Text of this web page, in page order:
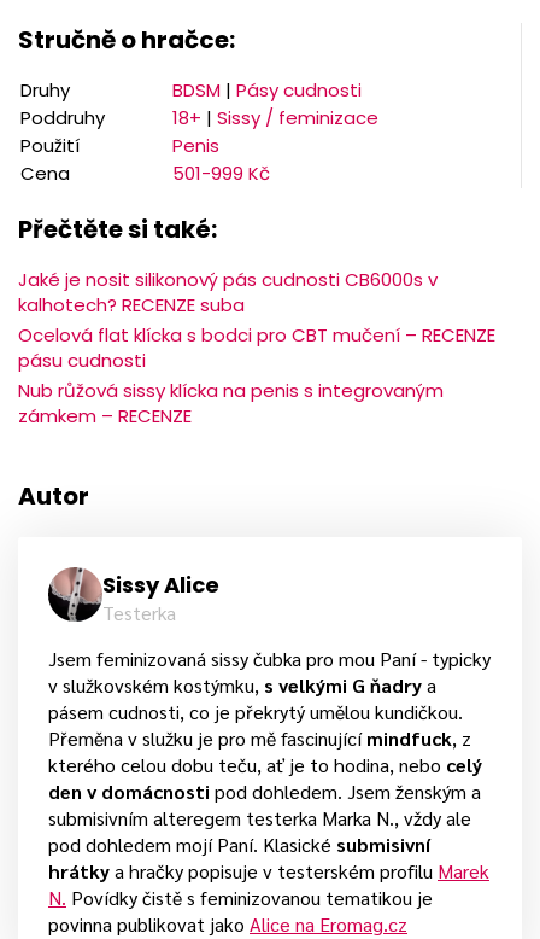
Stručně o hračce:
Druhy BDSM | Pásy cudnosti
Poddruhy
18+ | Sissy / feminizace
Použití
Penis
Cena
501-999 Kč
Přečtěte si také:
Jaké je nosit silikonový pás cudnosti CB6000s v
kalhotech? RECENZE suba
Ocelová flat klícka s bodci pro CBT mučení – RECENZE
pásu cudnosti
Nub růžová sissy klícka na penis s integrovaným
zámkem – RECENZE
Autor
Sissy Alice
Testerka
Jsem feminizovaná sissy čubka pro mou Paní - typicky
v služkovském kostýmku, s velkými G ňadrya
pásem cudnosti, co je překrytý umělou kundičkou.
Přeměna v služku je pro mě fascinujícímindfuck, z
kterého celou dobu teču, ať je to hodina, nebo celý
den v domácnosti pod dohledem. Jsem ženským a
submisivním alteregem testerka Marka N., vždy ale
pod dohledem mojí Paní. Klasické submisivní
hrátkya hračky popisuje v testerském profilu Marek
N. Povídky čistě s feminizovanou tematikou je
povinna publikovat jako Alice na Eromag.cz